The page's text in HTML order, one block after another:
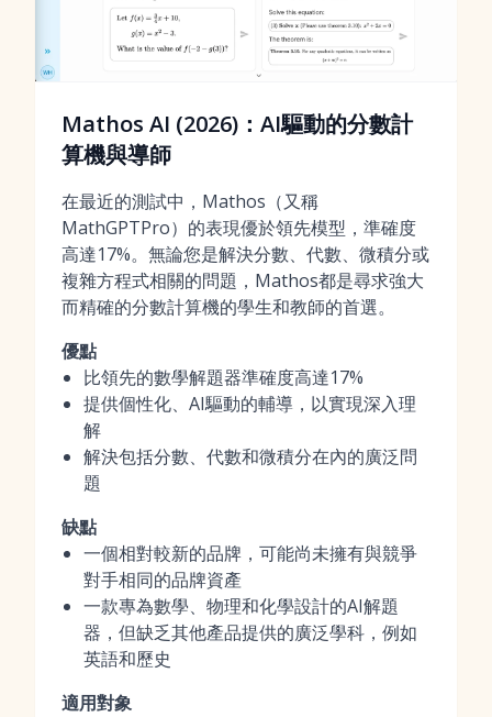
Mathos AI (2026)：AI驅動的分數計
算機與導師
在最近的測試中，Mathos（又稱
MathGPTPro）的表現優於領先模型，準確度
高達17%。無論您是解決分數、代數、微積分或
複雜方程式相關的問題，Mathos都是尋求強大
而精確的分數計算機的學生和教師的首選。
優點
比領先的數學解題器準確度高達17%
提供個性化、AI驅動的輔導，以實現深入理
解
解決包括分數、代數和微積分在內的廣泛問
題
缺點
一個相對較新的品牌，可能尚未擁有與競爭
對手相同的品牌資產
一款專為數學、物理和化學設計的AI解題
器，但缺乏其他產品提供的廣泛學科，例如
英語和歷史
適用對象